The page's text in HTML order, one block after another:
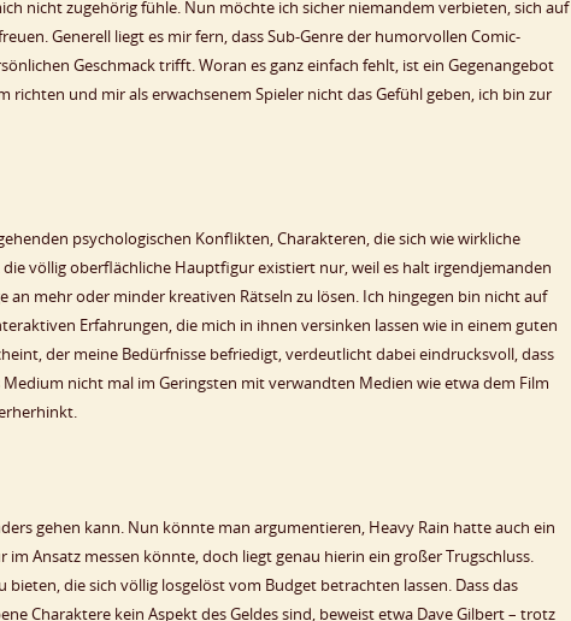
nicht zugehörig fühle. Nun möchte ich sicher niemandem verbieten, sich auf
Generell liegt es mir fern, dass Sub-Genre der humorvollen Comic-
Geschmack trifft. Woran es ganz einfach fehlt, ist ein Gegenangebot
richten und mir als erwachsenem Spieler nicht das Gefühl geben, ich bin zur
psychologischen Konflikten, Charakteren, die sich wie wirkliche
völlig oberflächliche Hauptfigur existiert nur, weil es halt irgendjemanden
an mehr oder minder kreativen Rätseln zu lösen. Ich hingegen bin nicht auf
Erfahrungen, die mich in ihnen versinken lassen wie in einem guten
der meine Bedürfnisse befriedigt, verdeutlicht dabei eindrucksvoll, dass
nicht mal im Geringsten mit verwandten Medien wie etwa dem Film
gehen kann. Nun könnte man argumentieren, Heavy Rain hatte auch ein
Ansatz messen könnte, doch liegt genau hierin ein großer Trugschluss.
die sich völlig losgelöst vom Budget betrachten lassen. Dass das
Charaktere kein Aspekt des Geldes sind, beweist etwa Dave Gilbert – trotz